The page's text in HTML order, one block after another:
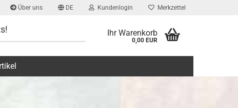
Über uns DE Kundenlogin Merkzettel
Ihr Warenkorb
0,00 EUR